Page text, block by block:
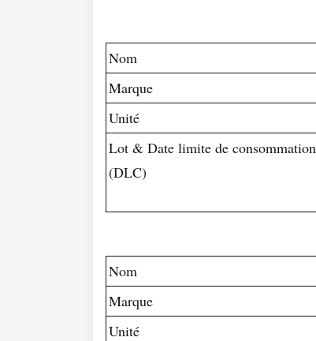
Nom
Marque
Unité
Lot & Date limite de consommation
(DLC)
Nom
Marque
Unité